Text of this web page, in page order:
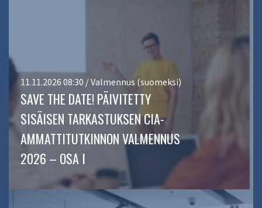
11.11.2026 08:30 / Valmennus (suomeksi)
SAVE THE DATE! PÄIVITETTY
SISÄISEN TARKASTUKSEN CIA-
AMMATTITUTKINNON VALMENNUS
2026 – OSA I